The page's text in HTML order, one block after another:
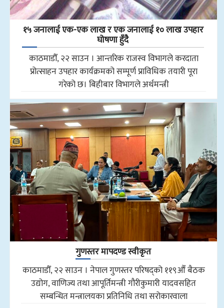
१५ जनालाई एक-एक लाख र एक जनालाई १० लाख उपहार
घोषणा हुँदै
काठमाडौँ, २२ साउन । आन्तरिक राजस्व विभागले करदाता
प्रोत्साहन उपहार कार्यक्रमको सम्पूर्ण प्राविधिक तयारी पूरा
गरेको छ। बिहीबार विभागले अर्थमन्त्री
गुणस्तर मापदण्ड स्वीकृत
काठमाडौँ, २२ साउन । नेपाल गुणस्तर परिषद्को ११९औँ बैठक
उद्योग, वाणिज्य तथा आपूर्तिमन्त्री गौरीकुमारी यादवसहित
सम्बन्धित मन्त्रालयका प्रतिनिधि तथा सरोकारवाला